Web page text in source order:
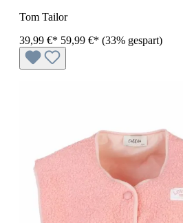
Tom Tailor
39,99 €* 59,99 €* (33% gespart)